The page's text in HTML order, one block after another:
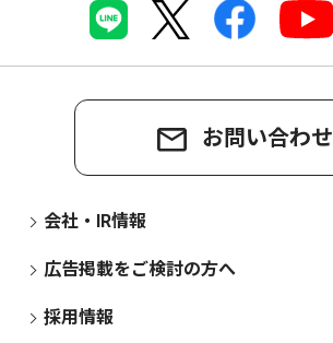
お問い合わせ
会社・IR情報
広告掲載をご検討の方へ
採用情報